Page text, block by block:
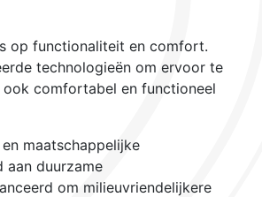
op functionaliteit en comfort.
technologieën om ervoor te
comfortabel en functioneel
maatschappelijke
duurzame
om milieuvriendelijkere